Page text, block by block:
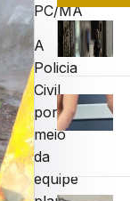
PC/MA
A
Policia
Civil
por
meio
da
equipe